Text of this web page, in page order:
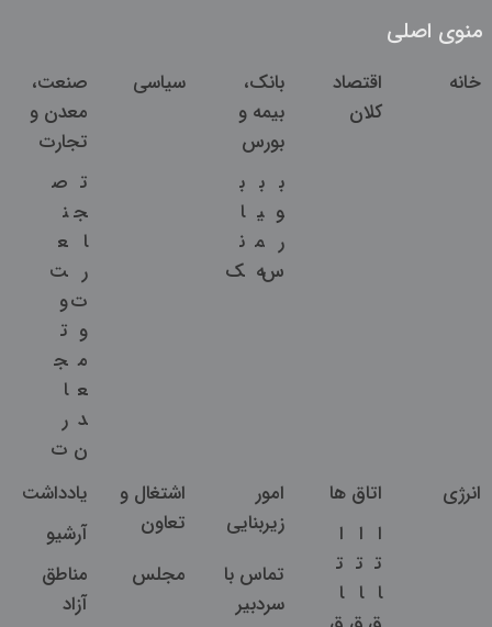
منوی اصلی
خانه
اقتصاد
کلان
بانک،
بیمه و
بورس
ب
و
ر
س
ب
ی
م
ه
ب
ا
ن
ک
سیاسی
صنعت،
معدن و
تجارت
ت
ج
ا
ر
ت
و
م
ع
د
ن
ص
ن
ع
ت
و
ت
ج
ا
ر
ت
انرژی
اتاق ها
ا
ت
ا
ا
ت
ا
ا
ت
ا
امور
زیربنایی
اشتغال و
تعاون
یادداشت
آرشیو
تماس با
سردبیر
مجلس
مناطق
آزاد